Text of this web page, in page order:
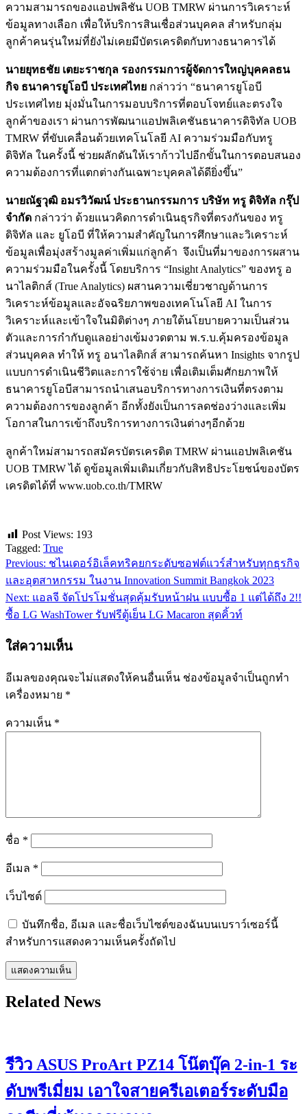
ความสามารถของแอปพลิชัน UOB TMRW ผ่านการวิเคราะห์
ข้อมูลทางเลือก เพื่อให้บริการสินเชื่อส่วนบุคคล สำหรับกลุ่ม
ลูกค้าคนรุ่นใหม่ที่ยังไม่เคยมีบัตรเครดิตกับทางธนาคารได้
นายยุทธชัย เตยะราชกุล รองกรรมการผู้จัดการใหญ่บุคคลธน
กิจ ธนาคารยูโอบี ประเทศไทย กล่าวว่า “ธนาคารยูโอบี
ประเทศไทย มุ่งมั่นในการมอบบริการที่ตอบโจทย์และตรงใจ
ลูกค้าของเรา ผ่านการพัฒนาแอปพลิเคชันธนาคารดิจิทัล UOB
TMRW ที่ขับเคลื่อนด้วยเทคโนโลยี AI ความร่วมมือกับทรู
ดิจิทัล ในครั้งนี้ ช่วยผลักดันให้เราก้าวไปอีกขั้นในการตอบสนอง
ความต้องการที่แตกต่างกันเฉพาะบุคคลได้ดียิ่งขึ้น”
นายณัฐวุฒิ อมรวิวัฒน์ ประธานกรรมการ บริษัท ทรู ดิจิทัล กรุ๊ป
จำกัด กล่าวว่า ด้วยแนวคิดการดำเนินธุรกิจที่ตรงกันของ ทรู
ดิจิทัล และ ยูโอบี ที่ให้ความสำคัญในการศึกษาและวิเคราะห์
ข้อมูลเพื่อมุ่งสร้างมูลค่าเพิ่มแก่ลูกค้า จึงเป็นที่มาของการผสาน
ความร่วมมือในครั้งนี้ โดยบริการ “Insight Analytics” ของทรู อ
นาไลติกส์ (True Analytics) ผสานความเชี่ยวชาญด้านการ
วิเคราะห์ข้อมูลและอัจฉริยภาพของเทคโนโลยี AI ในการ
วิเคราะห์และเข้าใจในมิติต่างๆ ภายใต้นโยบายความเป็นส่วน
ตัวและการกำกับดูแลอย่างเข้มงวดตาม พ.ร.บ.คุ้มครองข้อมูล
ส่วนบุคคล ทำให้ ทรู อนาไลติกส์ สามารถค้นหา Insights จากรูป
แบบการดำเนินชีวิตและการใช้จ่าย เพื่อเติมเต็มศักยภาพให้
ธนาคารยูโอบีสามารถนำเสนอบริการทางการเงินที่ตรงตาม
ความต้องการของลูกค้า อีกทั้งยังเป็นการลดช่องว่างและเพิ่ม
โอกาสในการเข้าถึงบริการทางการเงินต่างๆอีกด้วย
ลูกค้าใหม่สามารถสมัครบัตรเครดิต TMRW ผ่านแอปพลิเคชัน
UOB TMRW ได้ ดูข้อมูลเพิ่มเติมเกี่ยวกับสิทธิประโยชน์ของบัตร
เครดิตได้ที่ www.uob.co.th/TMRW
Post Views: 193
Tagged: True
แนะแนว
เรื่อง
Previous: ชไนเดอร์อิเล็คทริคยกระดับซอฟต์แวร์สำหรับทุกธุรกิจ
และอุตสาหกรรม ในงาน Innovation Summit Bangkok 2023
Next: แอลจี จัดโปรโมชั่นสุดคุ้มรับหน้าฝน แบบซื้อ 1 แต่ได้ถึง 2!!
ซื้อ LG WashTower รับฟรีตู้เย็น LG Macaron สุดคิ้วท์
ใส่ความเห็น
อีเมลของคุณจะไม่แสดงให้คนอื่นเห็น ช่องข้อมูลจำเป็นถูกทำ
เครื่องหมาย *
ความเห็น *
ชื่อ *
อีเมล *
เว็บไซต์
บันทึกชื่อ, อีเมล และชื่อเว็บไซต์ของฉันบนเบราว์เซอร์นี้
สำหรับการแสดงความเห็นครั้งถัดไป
Related News
รีวิว ASUS ProArt PZ14 โน๊ตบุ๊ค 2-in-1 ระ
ดับพรีเมี่ยม เอาใจสายครีเอเตอร์ระดับมือ